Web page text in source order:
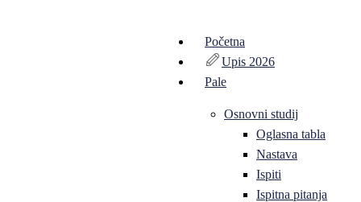
Početna
Upis 2026
Pale
Osnovni studij
Oglasna tabla
Nastava
Ispiti
Ispitna pitanja